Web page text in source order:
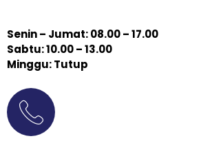
Senin – Jumat: 08.00 – 17.00
Sabtu: 10.00 – 13.00
Minggu: Tutup